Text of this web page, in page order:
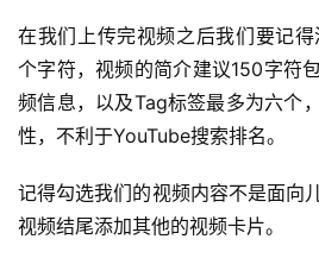
在我们上传完视频之后我们要记
个字符，视频的简介建议150字符
频信息，以及Tag标签最多为六个
性，不利于YouTube搜索排名。
记得勾选我们的视频内容不是面向
视频结尾添加其他的视频卡片。